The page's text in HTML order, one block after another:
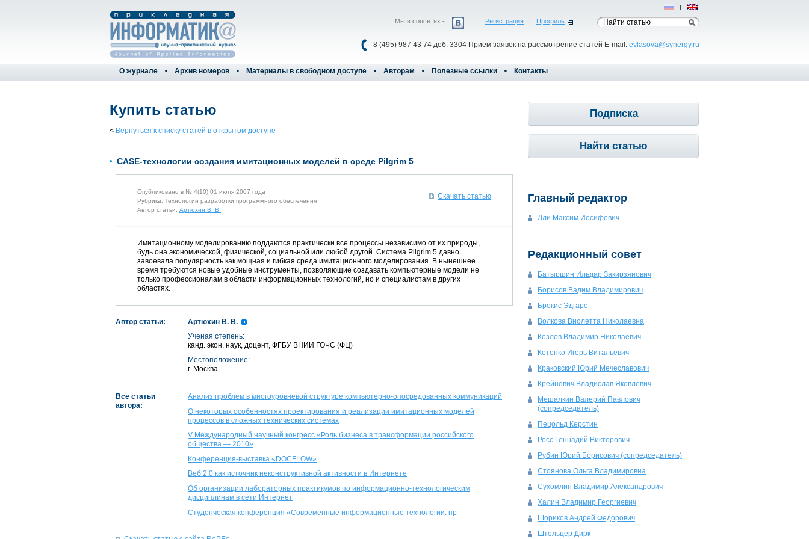
Регистрация | Профиль
8 (495) 987 43 74 доб. 3304 Прием заявок на рассмотрение статей E-mail: evlasova@synergy.ru
Мы в соцсетях -
Рус | Eng
О журнале Архив номеров Материалы в свободном доступе Авторам Полезные ссылки Контакты
Купить статью
< Вернуться к списку статей в открытом доступе
CASE-технологии создания имитационных моделей в среде Pilgrim 5
Опубликовано в № 4(10) 01 июля 2007 года
Рубрика: Технологии разработки программного обеспечения
Автор статьи: Артюхин В. В.
Скачать статью
Имитационному моделированию поддаются практически все процессы независимо от их природы,
будь она экономической, физической, социальной или любой другой. Система Pilgrim 5 давно
завоевала популярность как мощная и гибкая среда имитационного моделирования. В нынешнее
время требуются новые удобные инструменты, позволяющие создавать компьютерные модели не
только профессионалам в области информационных технологий, но и специалистам в других
областях.
Автор статьи:
Артюхин В. В.
Ученая степень:
канд. экон. наук, доцент, ФГБУ ВНИИ ГОЧС (ФЦ)
Местоположение:
г. Москва
Все статьи
автора:
Анализ проблем в многоуровневой структуре компьютерно-опосредованных коммуникаций
О некоторых особенностях проектирования и реализации имитационных моделей
процессов в сложных технических системах
V Международный научный конгресс «Роль бизнеса в трансформации российского
общества — 2010»
Конференция-выставка «DOCFLOW»
Веб 2.0 как источник неконструктивной активности в Интернете
Об организации лабораторных практикумов по информационно-технологическим
дисциплинам в сети Интернет
Студенческая конференция «Современные информационные технологии: пр
Подписка
Найти статью
Главный редактор
Дли Максим Иосифович
Редакционный совет
Батыршин Ильдар Закирзянович
Борисов Вадим Владимирович
Брекис Эдгарс
Волкова Виолетта Николаевна
Козлов Владимир Николаевич
Котенко Игорь Витальевич
Краковский Юрий Мечеславович
Крейнович Владислав Яковлевич
Мешалкин Валерий Павлович
(сопредседатель)
Пецольд Керстин
Росс Геннадий Викторович
Рубин Юрий Борисович (сопредседатель)
Стоянова Ольга Владимировна
Сухомлин Владимир Александрович
Халин Владимир Георгиевич
Шориков Андрей Федорович
Штельцер Дирк